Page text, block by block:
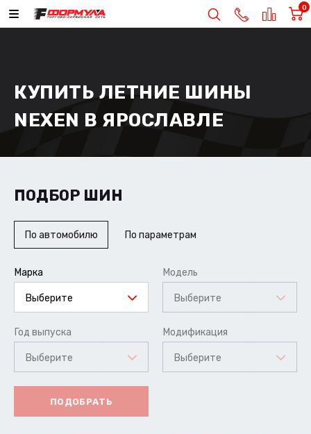
0
КУПИТЬ ЛЕТНИЕ ШИНЫ
NEXEN В ЯРОСЛАВЛЕ
ПОДБОР ШИН
По автомобилю По параметрам
Марка
Выберите
Модель
Выберите
Год выпуска
Выберите
Модификация
Выберите
ПОДОБРАТЬ